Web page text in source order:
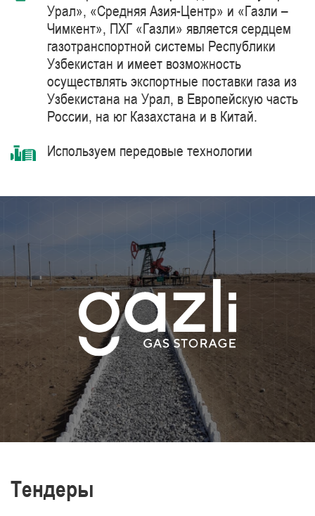
Урал», «Средняя Азия-Центр» и «Газли –
Чимкент», ПХГ «Газли» является сердцем
газотранспортной системы Республики
Узбекистан и имеет возможность
осуществлять экспортные поставки газа из
Узбекистана на Урал, в Европейскую часть
России, на юг Казахстана и в Китай.
Используем передовые технологии
агрегатов единичной мощностью 41 МВт
производства компании Siemens Energy –
мирового лидера в области поставки
продуктов, решений, систем и технологий
для добычи, переработки и
транспортировки нефти и газа,
производства энергии и тепла
Постоянно повышаем уровень знаний и
обеспечиваем промышленную
безопасность, охрану труда и окружающей
среды.
профессионализма наших работников
Тендеры